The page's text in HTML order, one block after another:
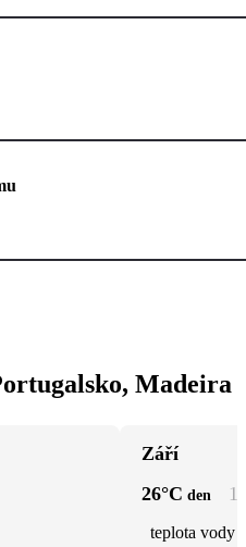
Madeira
Září
26°C den
teplota vody